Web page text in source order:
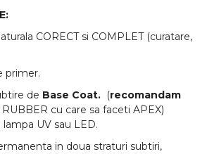
CORECT si COMPLET (curatare,
primer.
de Base Coat. (recomandam
cu care sa faceti APEX)
UV sau LED.
in doua straturi subtiri,